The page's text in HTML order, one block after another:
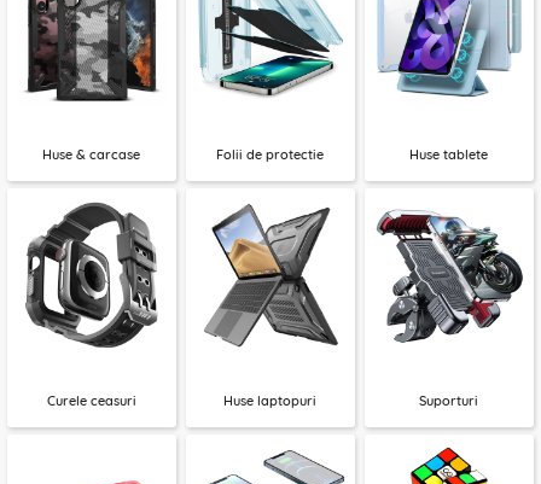
Huse & carcase Folii de protectie Huse tablete
Curele ceasuri Huse laptopuri Suporturi